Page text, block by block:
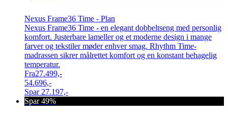
Nexus Frame36 Time - Plan
Nexus Frame36 Time - en elegant dobbeltseng med personlig
komfort. Justerbare lameller og et moderne design i mange
farver og tekstiler møder enhver smag. Rhythm Time-
madrassen sikrer målrettet komfort og en konstant behagelig
temperatur.
Fra27.499,-
54.696,-
Spar 27.197,-
Spar 49%